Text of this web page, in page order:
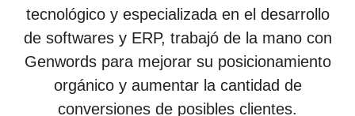
tecnológico y especializada en el desarrollo
de softwares y ERP, trabajó de la mano con
Genwords para mejorar su posicionamiento
orgánico y aumentar la cantidad de
conversiones de posibles clientes.